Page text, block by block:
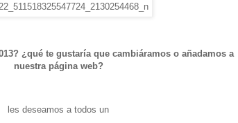
¿qué te gustaría que cambiáramos o añadamos a
nuestra página web?
les deseamos a todos un